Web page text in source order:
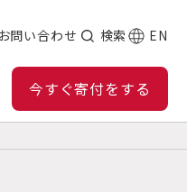
お問い合わせ 検索 EN
今すぐ寄付をする